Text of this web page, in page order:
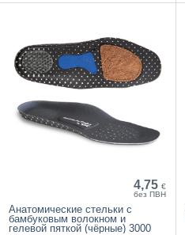
4,75 €
без ПВН
Анатомические стельки с
бамбуковым волокном и
гелевой пяткой (чёрные) 3000